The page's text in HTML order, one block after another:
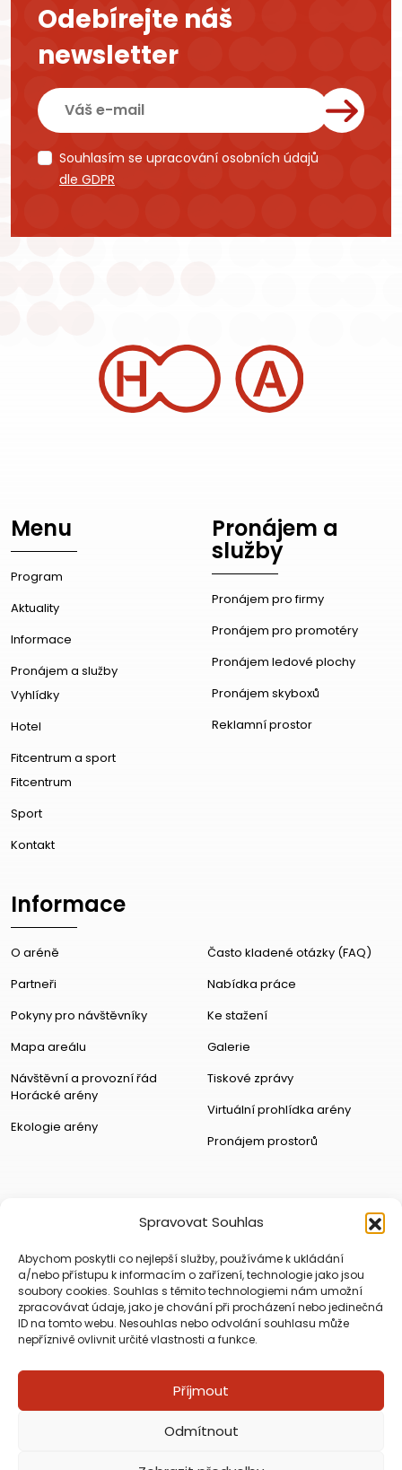
Spravovat Souhlas
Abychom poskytli co nejlepší služby, používáme k ukládání
a/nebo přístupu k informacím o zařízení, technologie jako jsou
soubory cookies. Souhlas s těmito technologiemi nám umožní
zpracovávat údaje, jako je chování při procházení nebo jedinečná
ID na tomto webu. Nesouhlas nebo odvolání souhlasu může
nepříznivě ovlivnit určité vlastnosti a funkce.
Příjmout
Odmítnout
Odebírejte náš
newsletter
Souhlasím se upracování osobních údajů
dle GDPR
Menu
Program
Aktuality
Informace
Pronájem a služby
Vyhlídky
Hotel
Fitcentrum a sport
Fitcentrum
Sport
Kontakt
Informace
O aréně
Partneři
Pokyny pro návštěvníky
Mapa areálu
Návštěvní a provozní řád
Horácké arény
Ekologie arény
Často kladené otázky (FAQ)
Nabídka práce
Ke stažení
Galerie
Tiskové zprávy
Virtuální prohlídka arény
Pronájem prostorů
Pronájem a
služby
Pronájem pro firmy
Pronájem pro promotéry
Pronájem ledové plochy
Pronájem skyboxů
Reklamní prostor
Copyright © Horácká Multifunkční Aréna 2026
Tvorba webu Digiday Creative |Tvorba mobilních aplikací PepiApp